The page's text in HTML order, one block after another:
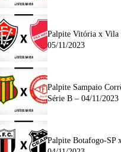
Palpite Vitória x Vila
05/11/2023
Palpite Sampaio
Série B – 04/11/2023
Palpite Botafogo-SP